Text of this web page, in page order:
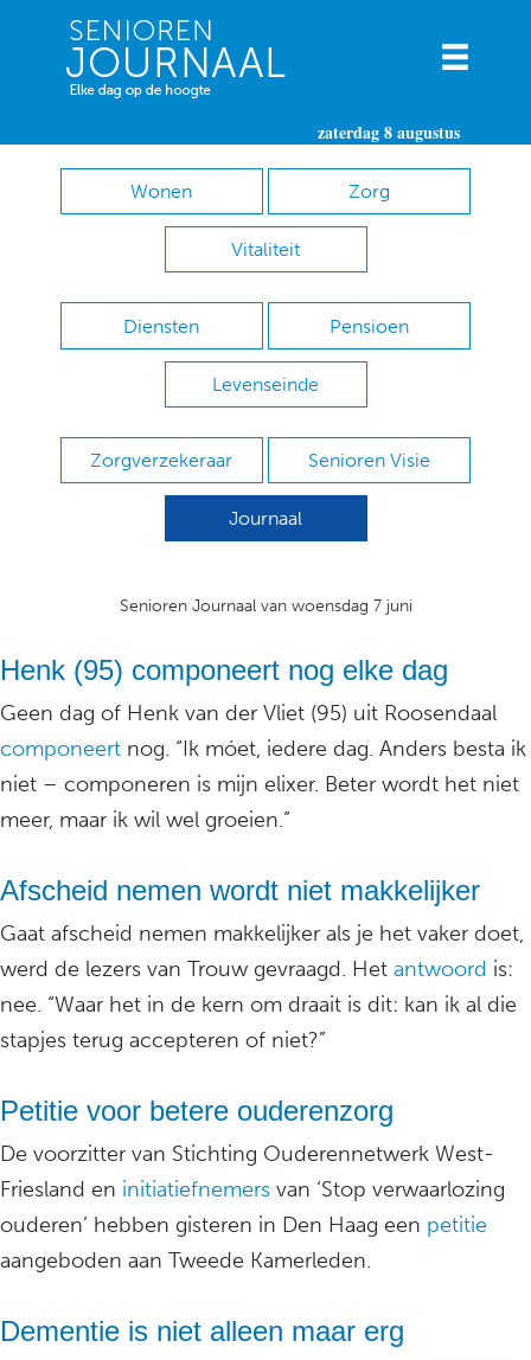
zaterdag 8 augustus
Wonen Zorg
Vitaliteit
Diensten Pensioen
Levenseinde
Zorgverzekeraar Senioren Visie
Journaal
Senioren Journaal van woensdag 7 juni
Henk (95) componeert nog elke dag
Geen dag of Henk van der Vliet (95) uit Roosendaal
componeert nog. “Ik móet, iedere dag. Anders besta ik
niet – componeren is mijn elixer. Beter wordt het niet
meer, maar ik wil wel groeien.”
Afscheid nemen wordt niet makkelijker
Gaat afscheid nemen makkelijker als je het vaker doet,
werd de lezers van Trouw gevraagd. Het antwoord is:
nee. “Waar het in de kern om draait is dit: kan ik al die
stapjes terug accepteren of niet?”
Petitie voor betere ouderenzorg
De voorzitter van Stichting Ouderennetwerk West-
Friesland en initiatiefnemers van ‘Stop verwaarlozing
ouderen’ hebben gisteren in Den Haag een petitie
aangeboden aan Tweede Kamerleden.
Dementie is niet alleen maar erg